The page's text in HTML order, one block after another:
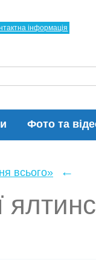
Фото та
інформація
всього» ←